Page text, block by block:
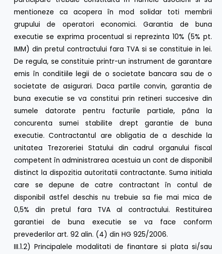
mentioneze ca acopera în mod solidar toti membrii
grupului de operatori economici. Garantia de buna
executie se exprima procentual si reprezinta 10% (5% pt.
IMM) din pretul contractului fara TVA si se constituie in lei.
De regula, se constituie printr-un instrument de garantare
emis în conditiile legii de o societate bancara sau de o
societate de asigurari. Daca partile convin, garantia de
buna executie se va constitui prin retineri succesive din
sumele datorate pentru facturile partiale, pâna la
concurenta sumei stabilite drept garantie de buna
executie. Contractantul are obligatia de a deschide la
unitatea Trezoreriei Statului din cadrul organului fiscal
competent în administrarea acestuia un cont de disponibil
distinct la dispozitia autoritatii contractante. Suma initiala
care se depune de catre contractant în contul de
disponibil astfel deschis nu trebuie sa fie mai mica de
0,5% din pretul fara TVA al contractului. Restituirea
garantiei de buna executie se va face conform
prevederilor art. 92 alin. (4) din HG 925/2006.
III.1.2) Principalele modalitati de finantare si plata si/sau